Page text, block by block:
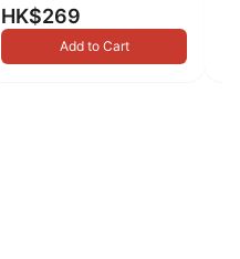
HK$269
Add to Cart